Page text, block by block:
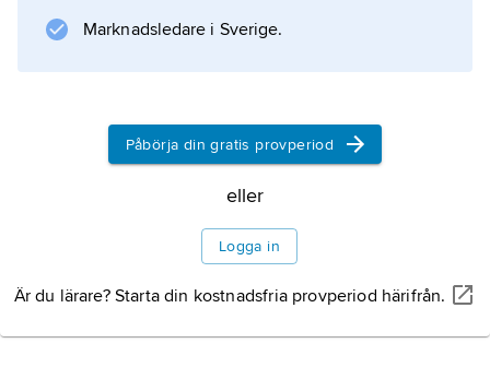
Marknadsledare i Sverige.
Påbörja din gratis provperiod
eller
Logga in
Är du lärare? Starta din kostnadsfria provperiod härifrån.